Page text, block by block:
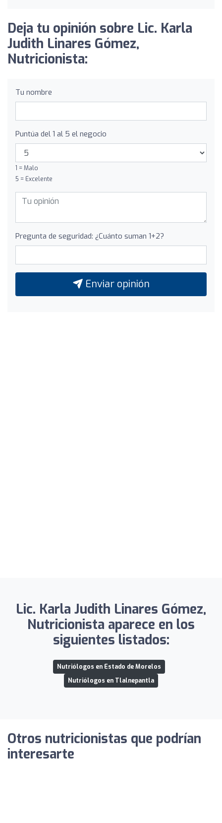
Deja tu opinión sobre Lic. Karla
Judith Linares Gómez,
Nutricionista:
Tu nombre
Puntúa del 1 al 5 el negocio
1 = Malo
5 = Excelente
Pregunta de seguridad: ¿Cuánto suman 1+2?
Enviar opinión
Lic. Karla Judith Linares Gómez,
Nutricionista aparece en los
siguientes listados:
Nutriólogos en Estado de Morelos
Nutriólogos en Tlalnepantla
Otros nutricionistas que podrían
interesarte